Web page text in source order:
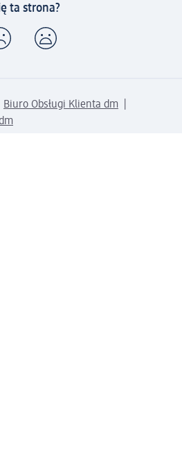
ta strona?
Biuro Obsługi Klienta dm